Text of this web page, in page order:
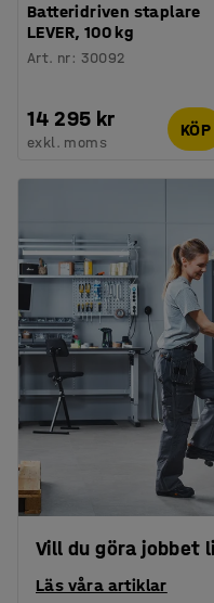
Batteridriven staplare
LEVER, 100 kg
Art. nr: 30092
14 295 kr
exkl. moms
KÖP
Vill du göra jobbet
Läs våra artiklar